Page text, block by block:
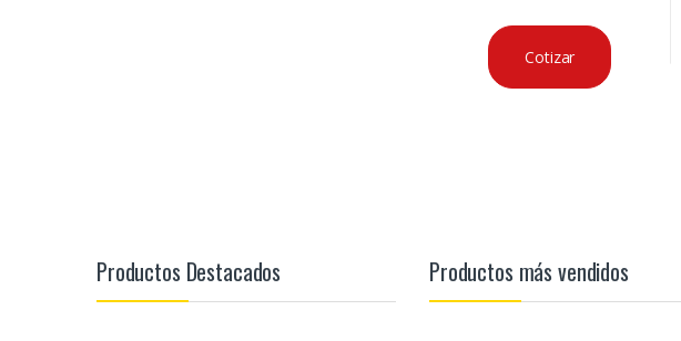
Cotizar
Productos Destacados Productos más vendidos